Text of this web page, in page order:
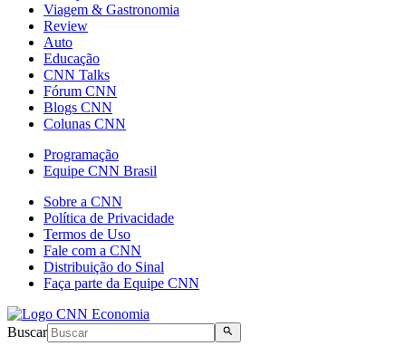
Viagem & Gastronomia
Review
Auto
Educação
CNN Talks
Fórum CNN
Blogs CNN
Colunas CNN
Programação
Equipe CNN Brasil
Sobre a CNN
Política de Privacidade
Termos de Uso
Fale com a CNN
Distribuição do Sinal
Faça parte da Equipe CNN
Buscar